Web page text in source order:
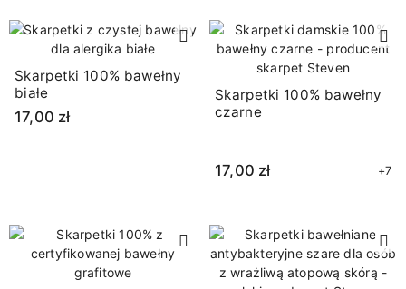
Skarpetki 100% bawełny
białe
17,00 zł
Skarpetki 100% bawełny
czarne
17,00 zł +7